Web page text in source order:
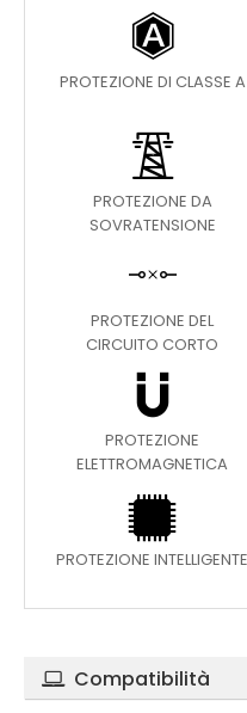
PROTEZIONE DI CLASSE A
PROTEZIONE DA
SOVRATENSIONE
PROTEZIONE DEL
CIRCUITO CORTO
PROTEZIONE
ELETTROMAGNETICA
PROTEZIONE INTELLIGENTE
Compatibilità